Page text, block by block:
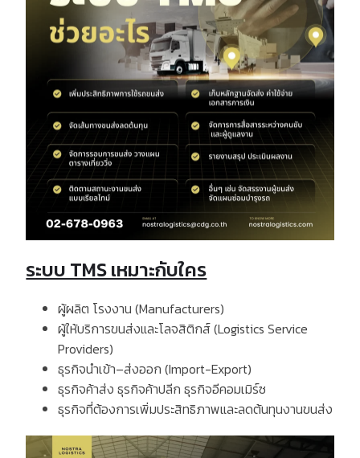
ระบบ TMS เหมาะกับใคร
ผู้ผลิต โรงงาน (Manufacturers)
ผู้ให้บริการขนส่งและโลจสิติกส์(Logistics Service
Providers)
ธุรกิจนำเข้า–ส่งออก (Import-Export)
ธุรกิจค้าส่ง ธุรกิจค้าปลีก ธุรกิจอีคอมเมิร์ซ
ธุรกิจที่ต้องการเพิ่มประสิทธิภาพและลดต้นทุนงานขนส่ง